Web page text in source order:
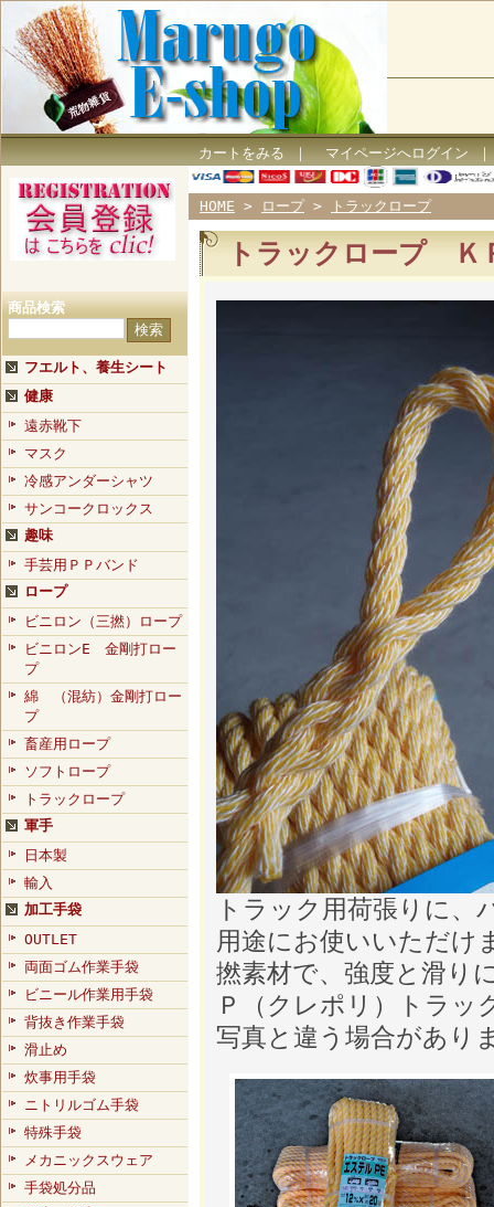
カートをみる｜ マイページへログイン
商品検索
フエルト、養生シート
健康
遠赤靴下
マスク
冷感アンダーシャツ
サンコークロックス
趣味
手芸用ＰＰバンド
ロープ
ビニロン（三撚）ロープ
ビニロンE 金剛打ロー
プ
綿 （混紡）金剛打ロー
プ
畜産用ロープ
ソフトロープ
トラックロープ
軍手
日本製
輸入
加工手袋
OUTLET
両面ゴム作業手袋
ビニール作業用手袋
背抜き作業手袋
滑止め
炊事用手袋
ニトリルゴム手袋
特殊手袋
メカニックスウェア
手袋処分品
HOME > ロープ> トラックロープ
トラックロープ Ｋ
トラック用荷張りに、
用途にお使いいただけ
撚素材で、強度と滑り
Ｐ（クレポリ）トラ
写真と違う場合があり